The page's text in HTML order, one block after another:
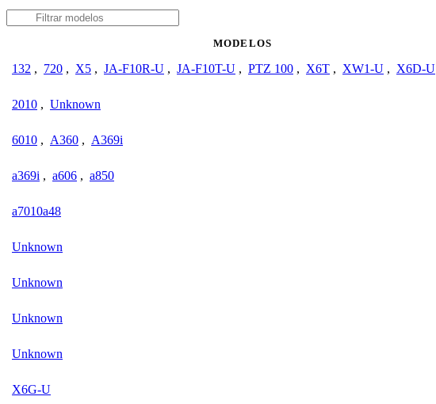
MODELOS
132 , 720 , X5 , JA-F10R-U , JA-F10T-U , PTZ 100 , X6T , XW1-U , X6D-U
2010 , Unknown
6010 , A360 , A369i
a369i , a606 , a850
a7010a48
Unknown
Unknown
Unknown
Unknown
X6G-U